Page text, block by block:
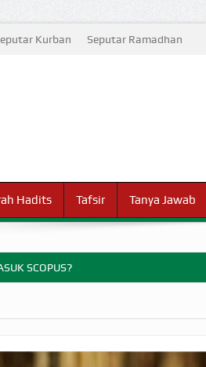
Kurban Seputar Ramadhan
Hadits Tafsir Tanya Jawab
SCOPUS?